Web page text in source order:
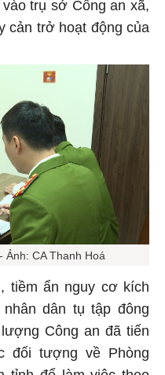
trụ sở Công an xã,
cản trở hoạt động của
CA Thanh Hoá
tiềm ẩn nguy cơ kích
dân tụ tập đông
Công an đã tiến
đối tượng về Phòng